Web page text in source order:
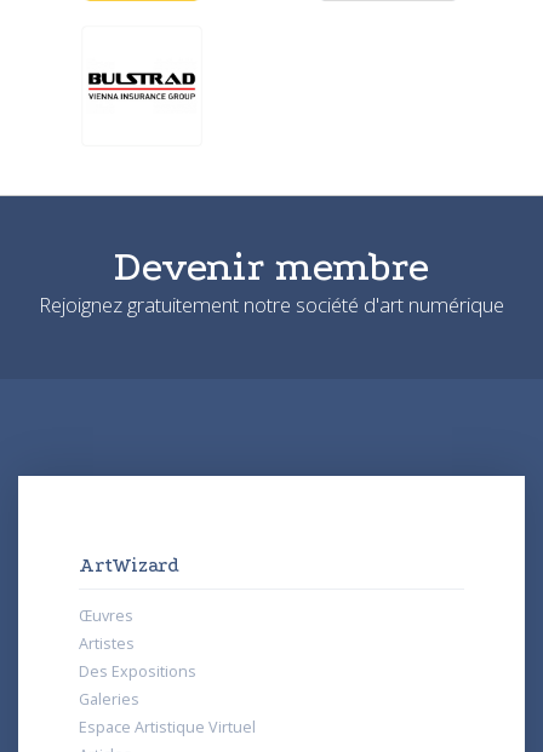
Devenir membre
Rejoignez gratuitement notre société d'art numérique
ArtWizard
Œuvres
Artistes
Des Expositions
Galeries
Espace Artistique Virtuel